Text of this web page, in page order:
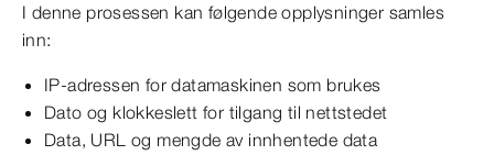
I denne prosessen kan følgende opplysninger samles
inn:
IP-adressen for datamaskinen som brukes
Dato og klokkeslett for tilgang til nettstedet
Data, URL og mengde av innhentede data